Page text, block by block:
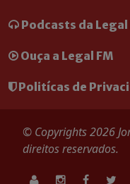
Podcasts da Legal
Ouça a Legal FM
Politícas de
© Copyrights 2026
direitos reservados.